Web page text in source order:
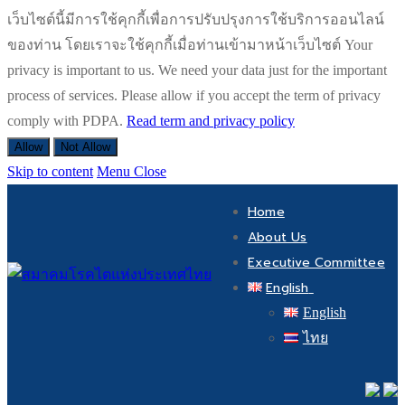
เว็บไซต์นี้มีการใช้คุกกี้เพื่อการปรับปรุงการใช้บริการออนไลน์
ของท่าน โดยเราจะใช้คุกกี้เมื่อท่านเข้ามาหน้าเว็บไซต์ Your
privacy is important to us. We need your data just for the important
process of services. Please allow if you accept the term of privacy
comply with PDPA. Read term and privacy policy
Allow Not Allow
Skip to content Menu Close
Home
About Us
Executive Committee
English
English
ไทย